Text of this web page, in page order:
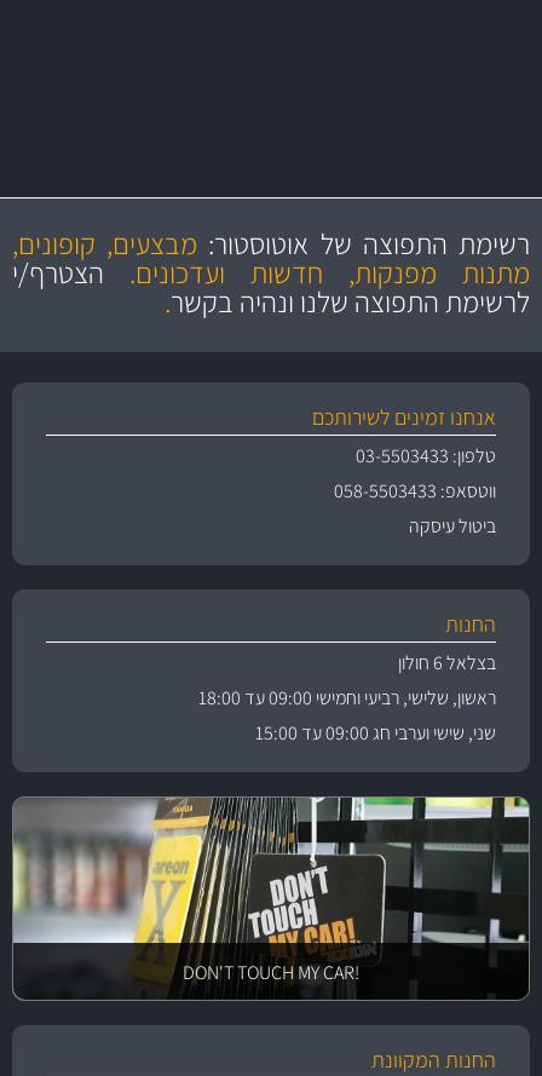
מקצועיות
ושירות מצויין
מחירים
הוגנים
והיצע מוצרים איכותירשימת התפוצה של אוטוסטור: מבצעים, קופונים,
מתנות מפנקות, חדשות ועדכונים. הצטרף/י
לרשימת התפוצה שלנו ונהיה בקשר.
אנחנו זמינים לשירותכם
טלפון: 03-5503433
ווטסאפ: 058-5503433
ביטול עיסקה
החנות
בצלאל 6 חולון
ראשון, שלישי, רביעי וחמישי 09:00 עד 18:00
שני, שישי וערבי חג 09:00 עד 15:00
!DON'T TOUCH MY CAR
החנות המקוונת